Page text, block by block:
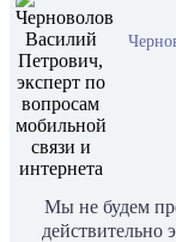
Мы не будем
действительно